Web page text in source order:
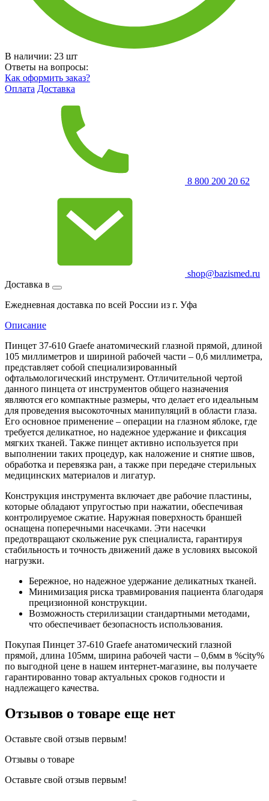
В наличии: 23 шт
Ответы на вопросы:
Как оформить заказ?
Оплата Доставка
8 800 200 20 62
shop@bazismed.ru
Доставка в
Ежедневная доставка по всей России из г. Уфа
Описание
Пинцет 37-610 Graefe анатомический глазной прямой, длиной
105 миллиметров и шириной рабочей части – 0,6 миллиметра,
представляет собой специализированный
офтальмологический инструмент. Отличительной чертой
данного пинцета от инструментов общего назначения
являются его компактные размеры, что делает его идеальным
для проведения высокоточных манипуляций в области глаза.
Его основное применение – операции на глазном яблоке, где
требуется деликатное, но надежное удержание и фиксация
мягких тканей. Также пинцет активно используется при
выполнении таких процедур, как наложение и снятие швов,
обработка и перевязка ран, а также при передаче стерильных
медицинских материалов и лигатур.
Конструкция инструмента включает две рабочие пластины,
которые обладают упругостью при нажатии, обеспечивая
контролируемое сжатие. Наружная поверхность браншей
оснащена поперечными насечками. Эти насечки
предотвращают скольжение рук специалиста, гарантируя
стабильность и точность движений даже в условиях высокой
нагрузки.
Бережное, но надежное удержание деликатных тканей.
Минимизация риска травмирования пациента благодаря
прецизионной конструкции.
Возможность стерилизации стандартными методами,
что обеспечивает безопасность использования.
Покупая Пинцет 37-610 Graefe анатомический глазной
прямой, длина 105мм, ширина рабочей части – 0,6мм в %city%
по выгодной цене в нашем интернет-магазине, вы получаете
гарантированно товар актуальных сроков годности и
надлежащего качества.
Отзывов о товаре еще нет
Оставьте свой отзыв первым!
Отзывы о товаре
Оставьте свой отзыв первым!